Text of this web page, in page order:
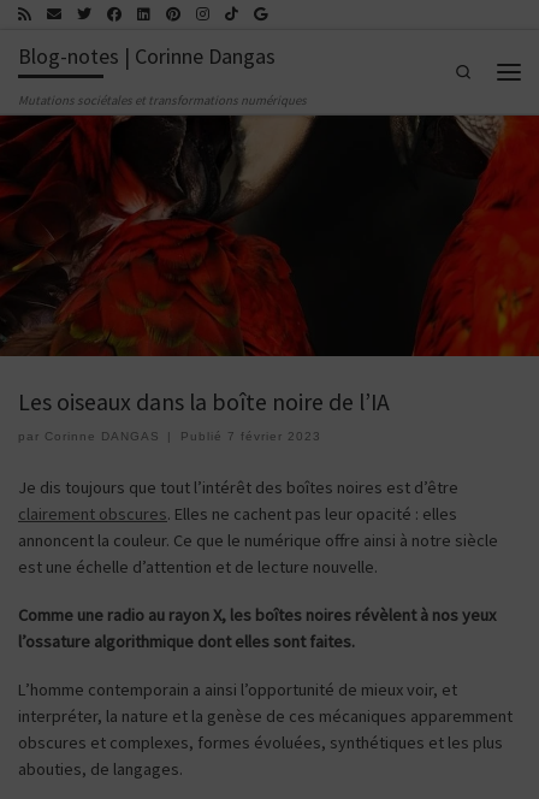
Blog-notes | Corinne Dangas
Mutations sociétales et transformations numériques
Search
Les oiseaux dans la boîte noire de l’IA
par Corinne DANGAS | Publié 7 février 2023
Je dis toujours que tout l’intérêt des boîtes noires est d’être
clairement obscures. Elles ne cachent pas leur opacité : elles
annoncent la couleur. Ce que le numérique offre ainsi à notre siècle
est une échelle d’attention et de lecture nouvelle.
Comme une radio au rayon X, les boîtes noires révèlent à nos yeux
l’ossature algorithmique dont elles sont faites.
L’homme contemporain a ainsi l’opportunité de mieux voir, et
interpréter, la nature et la genèse de ces mécaniques apparemment
obscures et complexes, formes évoluées, synthétiques et les plus
abouties, de langages.